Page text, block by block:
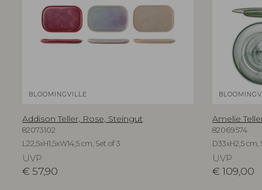
BLOOMINGVILLE
Addison Teller, Rose, Steingut
82073102
L22,5xH1,5xW14,5 cm, Set of 3
UVP
€57,90
Amelie
82069574
D33xH2,5 cm,
UVP
€109,00